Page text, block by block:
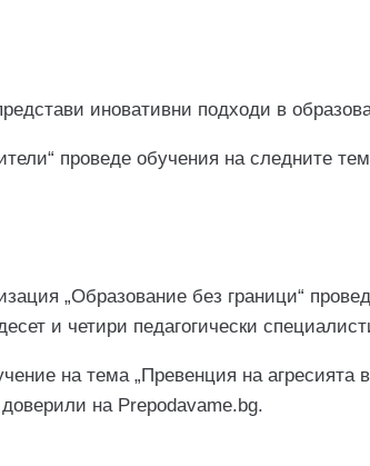
иновативни подходи в
проведе обучения на следните
„Образование без граници“
и четири педагогически
на тема „Превенция на агресията
на Prepodavame.bg.